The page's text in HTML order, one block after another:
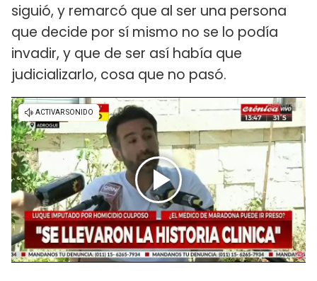
siguió, y remarcó que al ser una persona
que decide por sí mismo no se lo podía
invadir, y que de ser así había que
judicializarlo, cosa que no pasó.